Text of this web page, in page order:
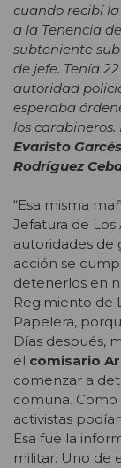
cuando recibí
a la Tenencia
subteniente
de jefe. Tenía
autoridad
esperaba
los
Evaristo
Rodríguez
“Esa misma
Jefatura de Los
autoridades de
acción se
detenerlos en
Regimiento de
Papelera,
Días después,
el comisario
comenzar a
comuna. Como
activistas
Esa fue la
militar. Uno de